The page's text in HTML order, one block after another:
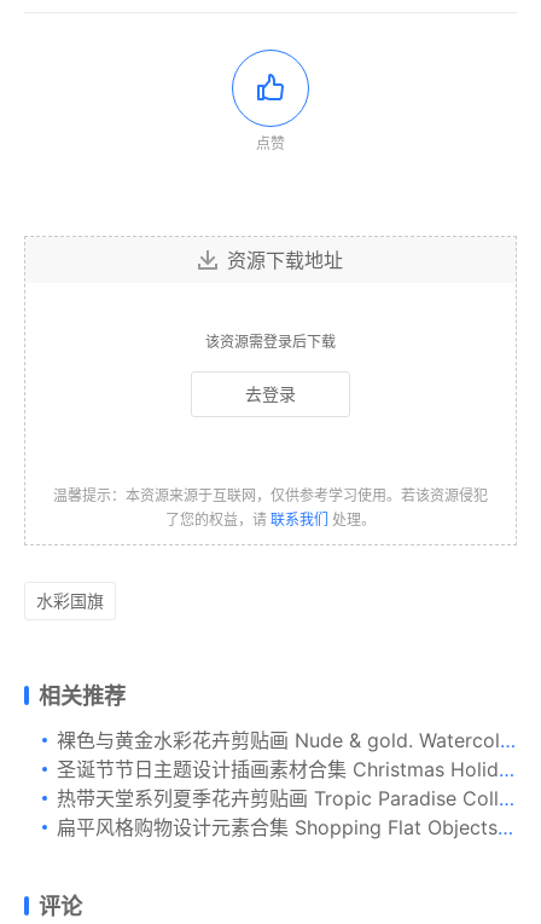
点赞
资源下载地址
该资源需登录后下载
去登录
温馨提示：本资源来源于互联网，仅供参考学习使用。若该资源侵犯
了您的权益，请 联系我们 处理。
水彩国旗
相关推荐
裸色与黄金水彩花卉剪贴画 Nude & gold. Watercolor clipart
圣诞节节日主题设计插画素材合集 Christmas Holidays One Line
热带天堂系列夏季花卉剪贴画 Tropic Paradise Collection Pro
扁平风格购物设计元素合集 Shopping Flat Objects 9 collections
评论